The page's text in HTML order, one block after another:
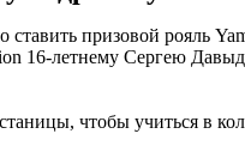
призовой рояль
16-летнему Сергею
чтобы учиться в